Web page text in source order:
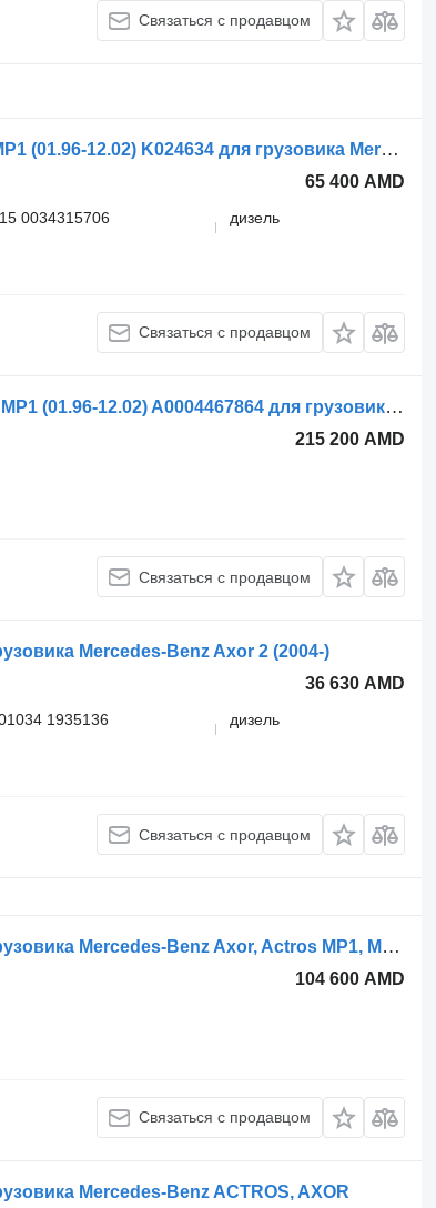
Связаться с продавцом
Осушитель воздуха Knorr-Bremse Actros MP1 (01.96-12.02) K024634 для грузовика Mercedes-Benz Actros, Axor MP1, MP2, MP3 (1996-2014)
65 400 AMD
0034315706
дизель
Связаться с продавцом
Осушитель воздуха Mercedes-Benz Actros MP1 (01.96-12.02) A0004467864 для грузовика Mercedes-Benz Actros, Axor MP1, MP2, MP3 (1996-2014)
215 200 AMD
Связаться с продавцом
Mercedes-Benz Axor 2 (2004-)
36 630 AMD
1935136
дизель
Связаться с продавцом
Модулятор EBS WABCO 4800030300 для грузовика Mercedes-Benz Axor, Actros MP1, MP2, MP3 (1996-2014)
104 600 AMD
Связаться с продавцом
Mercedes-Benz ACTROS, AXOR